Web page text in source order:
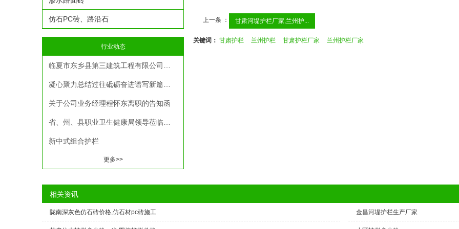
上一条 ： 甘肃河堤护栏厂家,兰州护...
关键词： 甘肃护栏 兰州护栏 甘肃护栏厂家 兰州护栏厂家
仿石PC砖、路沿石
行业动态
关于公司业务经理程怀东离职的告知函
新中式组合护栏
更多>>
相关资讯
陇南深灰色仿石砖价格,仿石材pc砖施工 金昌河堤护栏生产厂家